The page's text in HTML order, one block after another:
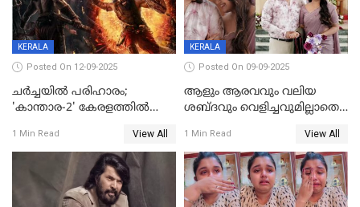
KERALA
Posted On 12-09-2025
ചർച്ചയിൽ പരിഹാരം;
'കാന്താര-2' കേരളത്തിൽ
ഫിയോക്ക്
1 Min Read View All
KERALA
Posted On 09-09-2025
ആളും ആരവവും വലിയ
ശബ്ദവും വെളിച്ചവുമില്ലാതെ
വിവാഹിതയായെന്ന്‌ നടി ​
ഗ്രേസ് ആന്റണി
1 Min Read View All